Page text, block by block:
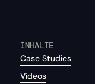
INHALTE
Case Studies
Videos